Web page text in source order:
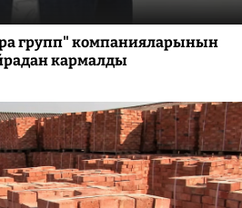
групп" компанияларынын
кармалды